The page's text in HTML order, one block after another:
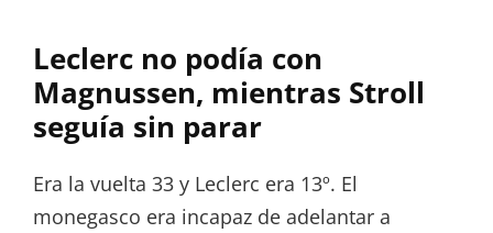
Leclerc no podía con
Magnussen, mientras Stroll
seguía sin parar
Era la vuelta 33 y Leclerc era 13º. El
monegasco era incapaz de adelantar a